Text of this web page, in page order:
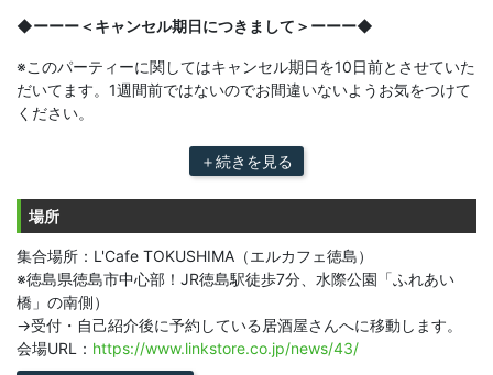
場所
集合場所：L'Cafe TOKUSHIMA（エルカフェ徳島）
※徳島県徳島市中心部！JR徳島駅徒歩7分、水際公園「ふれあい
橋」の南側）
→受付・自己紹介後に予約している居酒屋さんへに移動します。
会場URL： https://www.linkstore.co.jp/news/43/
◆ーーー＜キャンセル期日につきまして＞ーーー◆​
※このパーティーに関してはキャンセル期日を10日前とさせていた
だいてます。1週間前ではないのでお間違いないようお気をつけて
ください。
＋続きを見る